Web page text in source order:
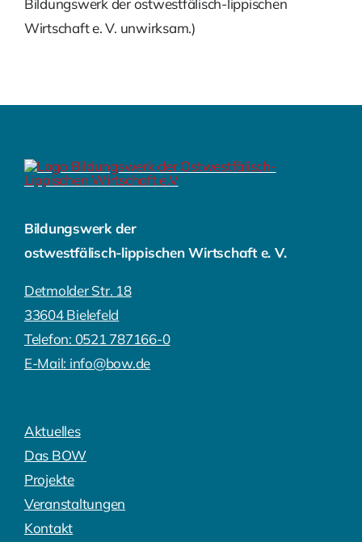
Wirtschaft e. V. unwirksam.)
Bildungswerk der
ostwestfälisch-lippischen Wirtschaft e. V.
Detmolder Str. 18
33604 Bielefeld
Telefon: 0521 787166-0
E-Mail: info@bow.de
Aktuelles
Das BOW
Projekte
Veranstaltungen
Kontakt